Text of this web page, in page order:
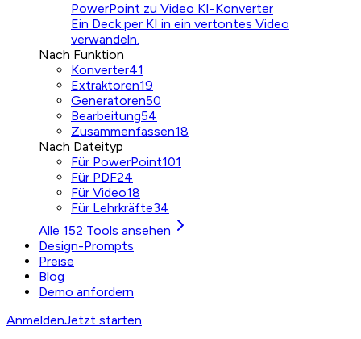
PowerPoint zu Video KI-Konverter
Ein Deck per KI in ein vertontes Video
verwandeln.
Nach Funktion
Konverter41
Extraktoren19
Generatoren50
Bearbeitung54
Zusammenfassen18
Nach Dateityp
Für PowerPoint101
Für PDF24
Für Video18
Für Lehrkräfte34
Alle 152 Tools ansehen
Design-Prompts
Preise
Blog
Demo anfordern
AnmeldenJetzt starten